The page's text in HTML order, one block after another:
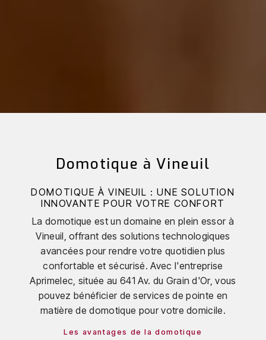
Domotique à Vineuil
DOMOTIQUE À VINEUIL : UNE SOLUTION
INNOVANTE POUR VOTRE CONFORT
La domotique est un domaine en plein essor à
Vineuil, offrant des solutions technologiques
avancées pour rendre votre quotidien plus
confortable et sécurisé. Avec l'entreprise
Aprimelec, située au 641 Av. du Grain d'Or, vous
pouvez bénéficier de services de pointe en
matière de domotique pour votre domicile.
Les avantages de la domotique